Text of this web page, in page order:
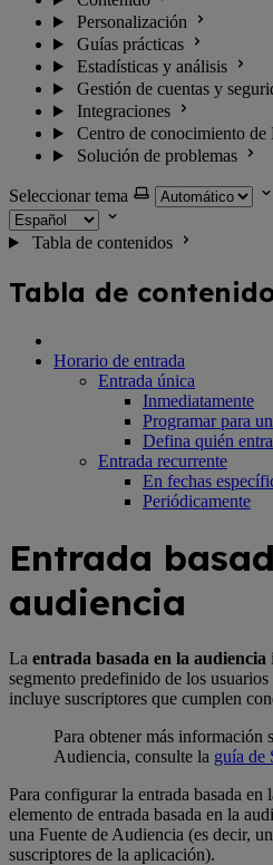
Personalización
Guías prácticas
Estadísticas y análisis
Gestión de cuentas y
Integraciones
Centro de conocimiento de
Solución de problemas
Seleccionar tema
Tabla de contenidos
Tabla de
Horario de entrada
Entrada única
Inmediatamente
Programar para
Defina quién
Entrada recurrente
En fechas
Periódicamente
Entrada
audiencia
La entrada basada en la audiencia
segmento predefinido de los
incluye suscriptores que cumplen
Para obtener más información
Audiencia, consulte la guía de
Para configurar la entrada basada en
elemento de entrada basada en la
una Fuente de Audiencia (es decir,
suscriptores de la aplicación).